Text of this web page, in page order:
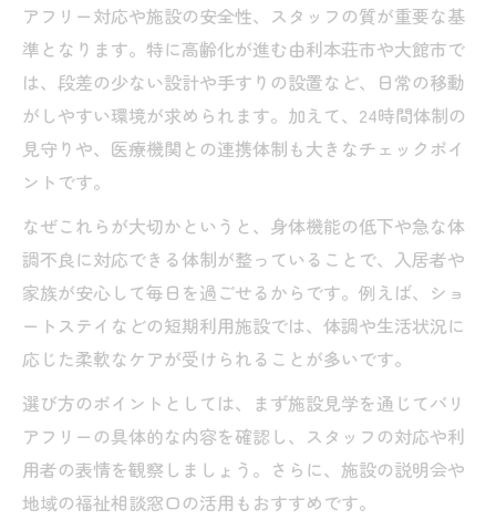
アフリー対応や施設の安全性、スタッフの質が重要な基
準となります。特に高齢化が進む由利本荘市や大館市で
は、段差の少ない設計や手すりの設置など、日常の移動
がしやすい環境が求められます。加えて、24時間体制の
見守りや、医療機関との連携体制も大きなチェックポイ
ントです。
なぜこれらが大切かというと、身体機能の低下や急な体
調不良に対応できる体制が整っていることで、入居者や
家族が安心して毎日を過ごせるからです。例えば、ショ
ートステイなどの短期利用施設では、体調や生活状況に
応じた柔軟なケアが受けられることが多いです。
選び方のポイントとしては、まず施設見学を通じてバリ
アフリーの具体的な内容を確認し、スタッフの対応や利
用者の表情を観察しましょう。さらに、施設の説明会や
地域の福祉相談窓口の活用もおすすめです。